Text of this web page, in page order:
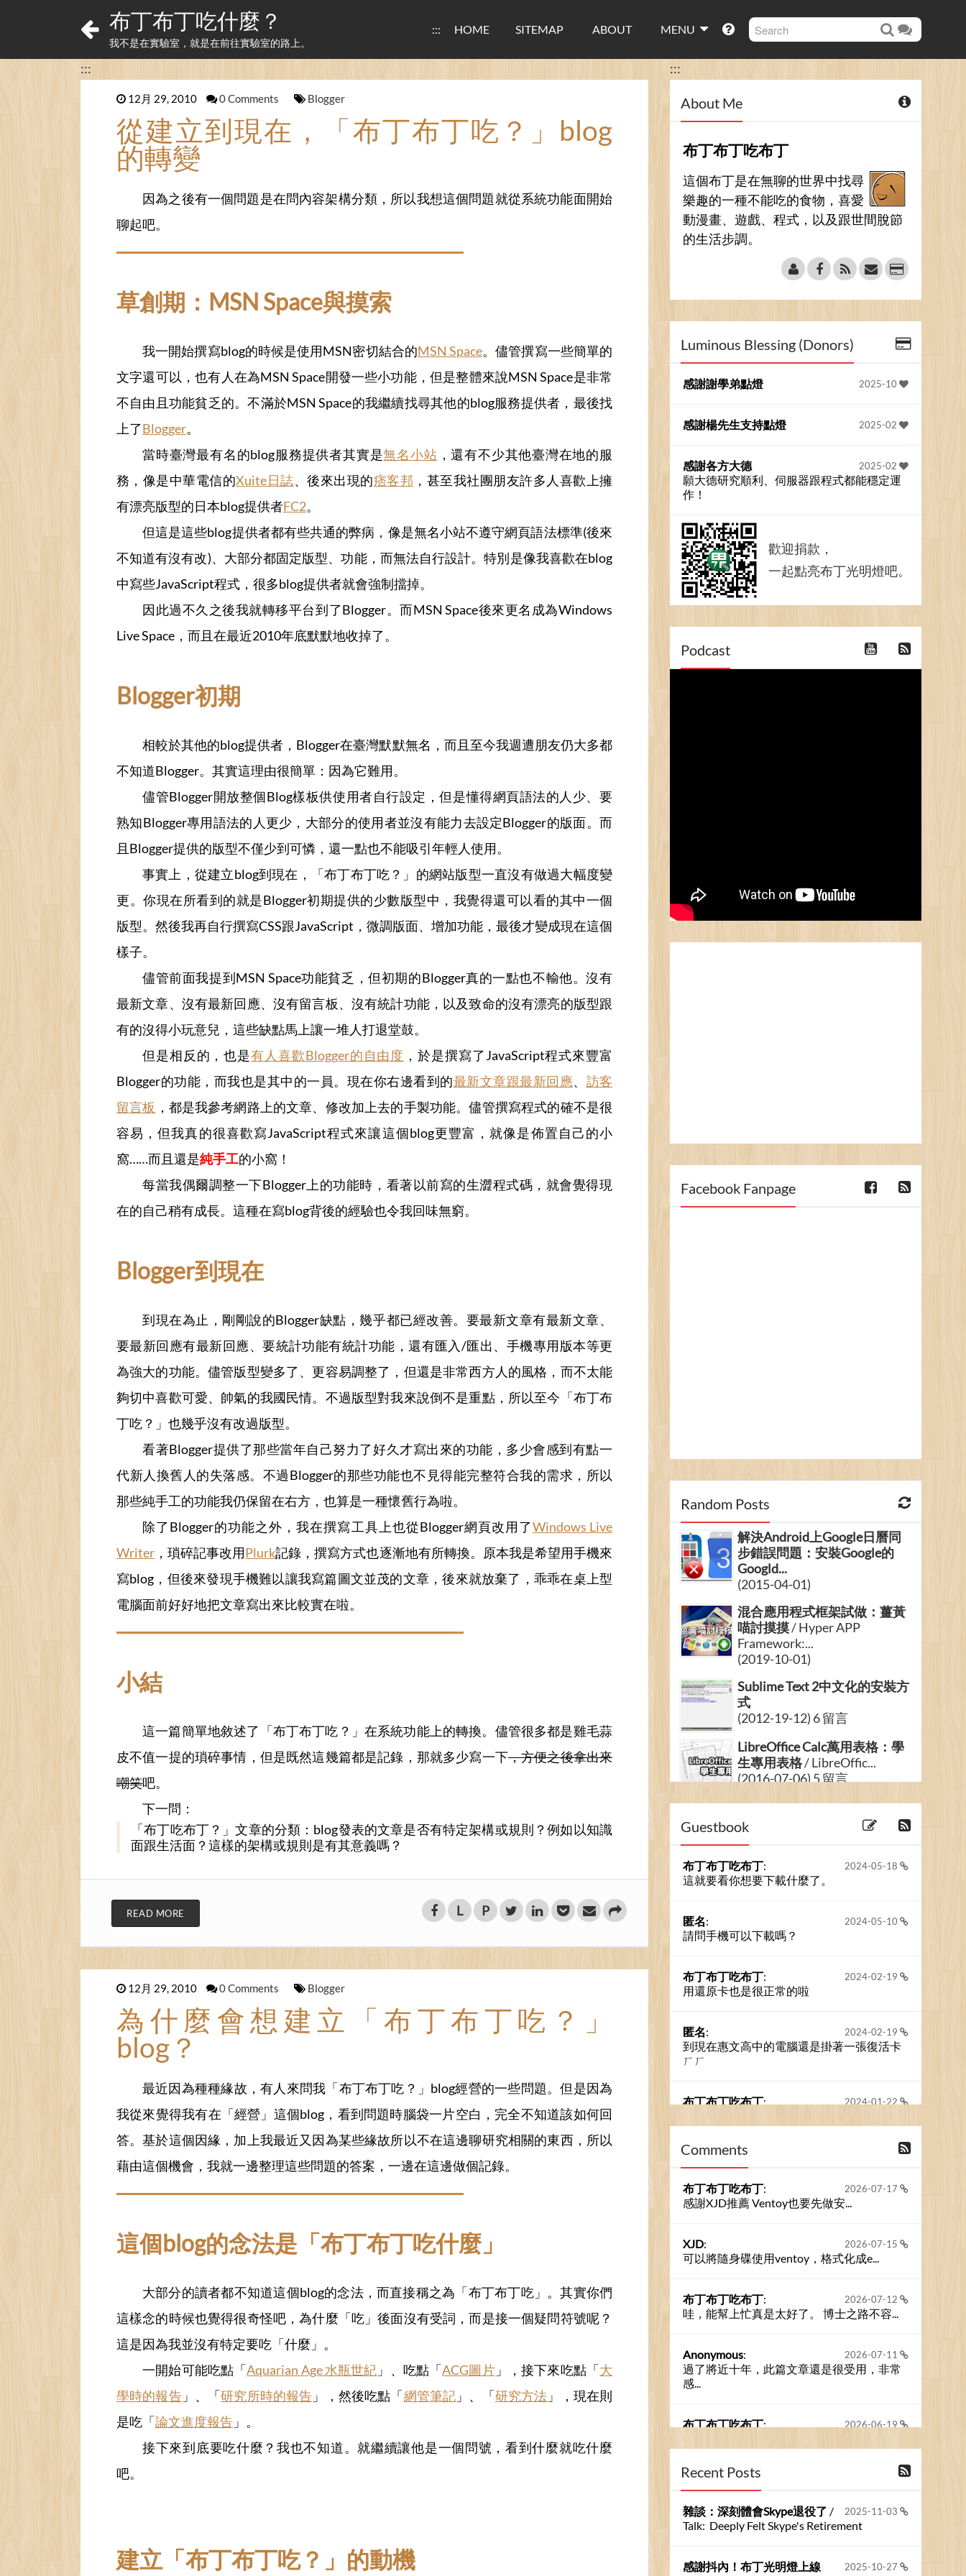
布丁布丁吃什麼？
我不是在實驗室，就是在前往實驗室的路上。
::: HOME SITEMAP ABOUT MENU
:::
12月 29, 2010 0 Comments Blogger
從建立到現在，「布丁布丁吃？」blog
的轉變
因為之後有一個問題是在問內容架構分類，所以我想這個問題就從系統功能面開始
聊起吧。
草創期：MSN Space與摸索
我一開始撰寫blog的時候是使用MSN密切結合的MSN Space。儘管撰寫一些簡單的
文字還可以，也有人在為MSN Space開發一些小功能，但是整體來說MSN Space是非常
不自由且功能貧乏的。不滿於MSN Space的我繼續找尋其他的blog服務提供者，最後找
上了Blogger。
當時臺灣最有名的blog服務提供者其實是無名小站 ，還有不少其他臺灣在地的服
務，像是中華電信的Xuite日誌、後來出現的痞客邦 ，甚至我社團朋友許多人喜歡上擁
有漂亮版型的日本blog提供者FC2。
但這是這些blog提供者都有些共通的弊病，像是無名小站不遵守網頁語法標準(後來
不知道有沒有改)、大部分都固定版型、功能，而無法自行設計。特別是像我喜歡在blog
中寫些JavaScript程式，很多blog提供者就會強制擋掉。
因此過不久之後我就轉移平台到了Blogger。而MSN Space後來更名成為Windows
Live Space，而且在最近2010年底默默地收掉了。
Blogger初期
相較於其他的blog提供者，Blogger在臺灣默默無名，而且至今我週遭朋友仍大多都
不知道Blogger。其實這理由很簡單：因為它難用。
儘管Blogger開放整個Blog樣板供使用者自行設定，但是懂得網頁語法的人少、要
熟知Blogger專用語法的人更少，大部分的使用者並沒有能力去設定Blogger的版面。而
且Blogger提供的版型不僅少到可憐，還一點也不能吸引年輕人使用。
事實上，從建立blog到現在，「布丁布丁吃？」的網站版型一直沒有做過大幅度變
更。你現在所看到的就是Blogger初期提供的少數版型中，我覺得還可以看的其中一個
版型。然後我再自行撰寫CSS跟JavaScript，微調版面、增加功能，最後才變成現在這個
樣子。
儘管前面我提到MSN Space功能貧乏，但初期的Blogger真的一點也不輸他。沒有
最新文章、沒有最新回應、沒有留言板、沒有統計功能，以及致命的沒有漂亮的版型跟
有的沒得小玩意兒，這些缺點馬上讓一堆人打退堂鼓。
但是相反的，也是有人喜歡Blogger的自由度 ，於是撰寫了JavaScript程式來豐富
Blogger的功能，而我也是其中的一員。現在你右邊看到的最新文章跟最新回應、 訪客
留言板 ，都是我參考網路上的文章、修改加上去的手製功能。儘管撰寫程式的確不是很
容易，但我真的很喜歡寫JavaScript程式來讓這個blog更豐富，就像是佈置自己的小
窩……而且還是純手工的小窩！
每當我偶爾調整一下Blogger上的功能時，看著以前寫的生澀程式碼，就會覺得現
在的自己稍有成長。這種在寫blog背後的經驗也令我回味無窮。
Blogger到現在
到現在為止，剛剛說的Blogger缺點，幾乎都已經改善。要最新文章有最新文章、
要最新回應有最新回應、要統計功能有統計功能，還有匯入/匯出、手機專用版本等更
為強大的功能。儘管版型變多了、更容易調整了，但還是非常西方人的風格，而不太能
夠切中喜歡可愛、帥氣的我國民情。不過版型對我來說倒不是重點，所以至今「布丁布
丁吃？」也幾乎沒有改過版型。
看著Blogger提供了那些當年自己努力了好久才寫出來的功能，多少會感到有點一
代新人換舊人的失落感。不過Blogger的那些功能也不見得能完整符合我的需求，所以
那些純手工的功能我仍保留在右方，也算是一種懷舊行為啦。
除了Blogger的功能之外，我在撰寫工具上也從Blogger網頁改用了Windows Live
Writer ，瑣碎記事改用Plurk記錄，撰寫方式也逐漸地有所轉換。原本我是希望用手機來
寫blog，但後來發現手機難以讓我寫篇圖文並茂的文章，後來就放棄了，乖乖在桌上型
電腦面前好好地把文章寫出來比較實在啦。
小結
這一篇簡單地敘述了「布丁布丁吃？」在系統功能上的轉換。儘管很多都是雞毛蒜
皮不值一提的瑣碎事情，但是既然這幾篇都是記錄，那就多少寫一下，方便之後拿出來
嘲笑吧。
下一問：
「布丁吃布丁？」文章的分類：blog發表的文章是否有特定架構或規則？例如以知識
面跟生活面？這樣的架構或規則是有其意義嗎？
READ MORE L P
12月 29, 2010 0 Comments Blogger
為什麼會想建立「布丁布丁吃？」
blog？
最近因為種種緣故，有人來問我「布丁布丁吃？」blog經營的一些問題。但是因為
我從來覺得我有在「經營」這個blog，看到問題時腦袋一片空白，完全不知道該如何回
答。基於這個因緣，加上我最近又因為某些緣故所以不在這邊聊研究相關的東西，所以
藉由這個機會，我就一邊整理這些問題的答案，一邊在這邊做個記錄。
這個blog的念法是「布丁布丁吃什麼」
大部分的讀者都不知道這個blog的念法，而直接稱之為「布丁布丁吃」。其實你們
這樣念的時候也覺得很奇怪吧，為什麼「吃」後面沒有受詞，而是接一個疑問符號呢？
這是因為我並沒有特定要吃「什麼」。
一開始可能吃點「Aquarian Age 水瓶世紀 」、吃點「ACG圖片」，接下來吃點「大
學時的報告」、「研究所時的報告 」，然後吃點「網管筆記 」、「研究方法 」，現在則
是吃「論文進度報告 」。
接下來到底要吃什麼？我也不知道。就繼續讓他是一個問號，看到什麼就吃什麼
吧。
建立「布丁布丁吃？」的動機
:::
About Me
布丁布丁吃布丁
這個布丁是在無聊的世界中找尋
樂趣的一種不能吃的食物，喜愛
動漫畫、遊戲、程式，以及跟世間脫節
的生活步調。
Luminous Blessing (Donors)
2025-10
感謝謝學弟點燈
2025-02
感謝楊先生支持點燈
2025-02
感謝各方大德
願大德研究順利、伺服器跟程式都能穩定運
作！
歡迎捐款，
一起點亮布丁光明燈吧。
Podcast
Facebook Fanpage
Random Posts
解決Android上Google日曆同
步錯誤問題：安裝Google的
Googld...
(2015-04-01)
混合應用程式框架試做：薑黃
喵討摸摸/ Hyper APP
Framework:...
(2019-10-01)
Sublime Text 2中文化的安裝方
式
(2012-19-12) 6 留言
LibreOffice Calc萬用表格：學
生專用表格/ LibreOffic...
(2016-07-06) 5 留言
[網站]網頁技術文件相關連結
(2005-26-12)
Guestbook
2024-05-18
布丁布丁吃布丁:
這就要看你想要下載什麼了。
2024-05-10
匿名:
請問手機可以下載嗎？
2024-02-19
布丁布丁吃布丁:
用還原卡也是很正常的啦
2024-02-19
匿名:
到現在惠文高中的電腦還是掛著一張復活卡
ㄏㄏ
2024-01-22
布丁布丁吃布丁:
示大家的留言了。我們新開一個訪客留言板
吧！
Comments
2026-07-17
布丁布丁吃布丁:
感謝XJD推薦 Ventoy也要先做安...
2026-07-15
XJD:
可以將隨身碟使用ventoy，格式化成e...
2026-07-12
布丁布丁吃布丁:
哇，能幫上忙真是太好了。 博士之路不容...
2026-07-11
Anonymous:
過了將近十年，此篇文章還是很受用，非常
感...
2026-06-19
布丁布丁吃布丁:
2026-06-18
布丁布丁吃布丁
kage好像也可以下載整個網站 感謝分享
Anonymous
Recent Posts
2025-11-03
雜談：深刻體會Skype退役了 /
Talk: Deeply Felt Skype's Retirement
2025-10-27
感謝抖內！布丁光明燈上線